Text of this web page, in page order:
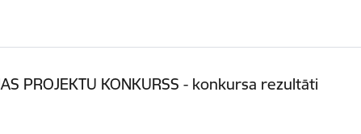
PROJEKTU KONKURSS - konkursa rezultāti